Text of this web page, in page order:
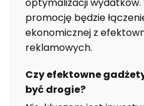
promocję będzie
ekonomicznej z
reklamowych.
Czy efektowne
być drogie?